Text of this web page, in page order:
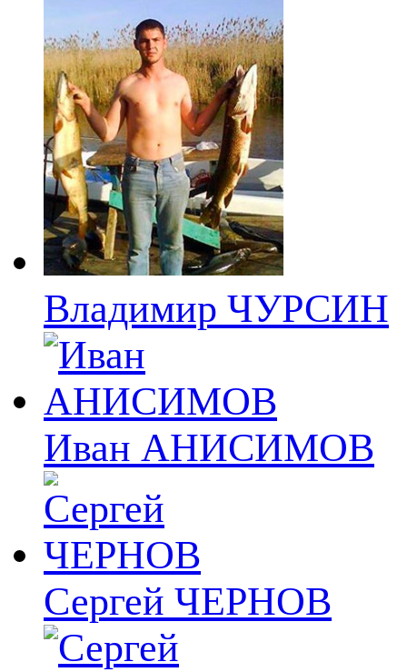
Владимир ЧУРСИН
Иван АНИСИМОВ
Сергей ЧЕРНОВ